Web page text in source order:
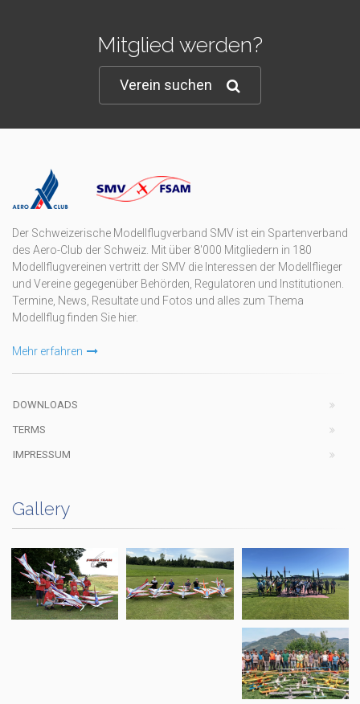
Mitglied werden?
Verein suchen
Der Schweizerische Modellflugverband SMV ist ein Spartenverband
des Aero-Club der Schweiz. Mit über 8'000 Mitgliedern in 180
Modellflugvereinen vertritt der SMV die Interessen der Modellflieger
und Vereine gegegenüber Behörden, Regulatoren und Institutionen.
Termine, News, Resultate und Fotos und alles zum Thema
Modellflug finden Sie hier.
Mehr erfahren
DOWNLOADS
TERMS
IMPRESSUM
Gallery